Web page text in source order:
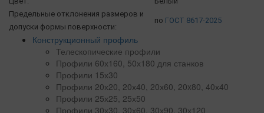
Предельные отклонения размеров и
допуски формы поверхности:
по ГОСТ 8617-2025
Конструкционный профиль
Телескопические профили
Профили 60х160, 50х180 для станков
Профили 15х30
Профили 20х20, 20х40, 20х60, 20x80, 40х40
Профили 25х25, 25х50
Профили 30х30, 30х60, 30х90, 30х120